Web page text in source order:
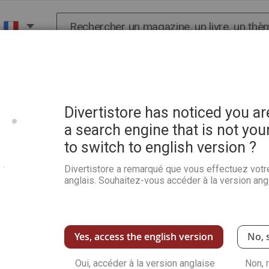
les rues de la cité antique
Pompéi, la magie des
de la cité antique
Soyez le premier à commenter ce produit
Un voyage depuis les premières fouilles
nouvel éclairage sur les rituels anciens, les
esclaves et les pauvres, les obsessions et
Divertistore has noticed you
a search engine that is not
to switch to english version ?
Divertistore a remarqué que vous effectuez
anglais. Souhaitez-vous accéder à la version
Yes, access the english version
Oui, accéder à la version anglaise
No,
Non,